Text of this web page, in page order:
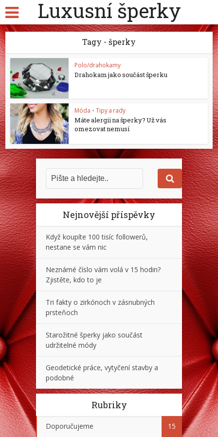
Luxusní šperky
Tagy - šperky
Polo/drahokamy
Drahokam jako součást šperku
Móda • Tipy a rady
Máte alergii na šperky? Už vás
omezovat nemusí
Nejnovější příspěvky
Když koupíte 100 tisíc followerů,
nestane se vám nic
Neznámé číslo vám volá v 15 hodin?
Zjistěte, kdo to je
Tri fakty o zirkónoch v zásnubných
prsteňoch
Starožitné šperky jako součást
udržitelné módy
Geodetické práce, vytyčení stavby a
podobné
Rubriky
Doporučujeme 15